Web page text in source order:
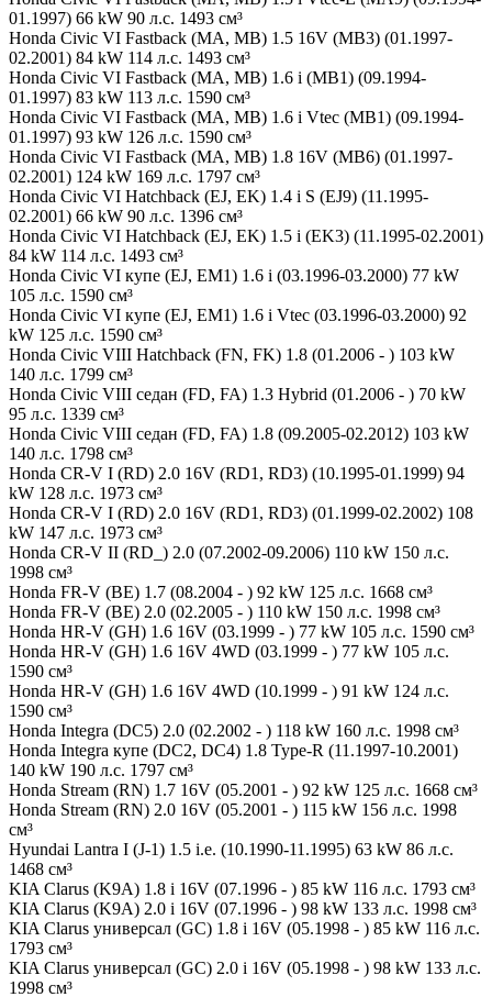
01.1997) 66 kW 90 л.с. 1493 см³
Honda Civic VI Fastback (MA, MB) 1.5 16V (MB3) (01.1997-
02.2001) 84 kW 114 л.с. 1493 см³
Honda Civic VI Fastback (MA, MB) 1.6 i (MB1) (09.1994-
01.1997) 83 kW 113 л.с. 1590 см³
Honda Civic VI Fastback (MA, MB) 1.6 i Vtec (MB1) (09.1994-
01.1997) 93 kW 126 л.с. 1590 см³
Honda Civic VI Fastback (MA, MB) 1.8 16V (MB6) (01.1997-
02.2001) 124 kW 169 л.с. 1797 см³
Honda Civic VI Hatchback (EJ, EK) 1.4 i S (EJ9) (11.1995-
02.2001) 66 kW 90 л.с. 1396 см³
Honda Civic VI Hatchback (EJ, EK) 1.5 i (EK3) (11.1995-02.2001)
84 kW 114 л.с. 1493 см³
Honda Civic VI купе (EJ, EM1) 1.6 i (03.1996-03.2000) 77 kW
105 л.с. 1590 см³
Honda Civic VI купе (EJ, EM1) 1.6 i Vtec (03.1996-03.2000) 92
kW 125 л.с. 1590 см³
Honda Civic VIII Hatchback (FN, FK) 1.8 (01.2006 - ) 103 kW
140 л.с. 1799 см³
Honda Civic VIII седан (FD, FA) 1.3 Hybrid (01.2006 - ) 70 kW
95 л.с. 1339 см³
Honda Civic VIII седан (FD, FA) 1.8 (09.2005-02.2012) 103 kW
140 л.с. 1798 см³
Honda CR-V I (RD) 2.0 16V (RD1, RD3) (10.1995-01.1999) 94
kW 128 л.с. 1973 см³
Honda CR-V I (RD) 2.0 16V (RD1, RD3) (01.1999-02.2002) 108
kW 147 л.с. 1973 см³
Honda CR-V II (RD_) 2.0 (07.2002-09.2006) 110 kW 150 л.с.
1998 см³
Honda FR-V (BE) 1.7 (08.2004 - ) 92 kW 125 л.с. 1668 см³
Honda FR-V (BE) 2.0 (02.2005 - ) 110 kW 150 л.с. 1998 см³
Honda HR-V (GH) 1.6 16V (03.1999 - ) 77 kW 105 л.с. 1590 см³
Honda HR-V (GH) 1.6 16V 4WD (03.1999 - ) 77 kW 105 л.с.
1590 см³
Honda HR-V (GH) 1.6 16V 4WD (10.1999 - ) 91 kW 124 л.с.
1590 см³
Honda Integra (DC5) 2.0 (02.2002 - ) 118 kW 160 л.с. 1998 см³
Honda Integra купе (DC2, DC4) 1.8 Type-R (11.1997-10.2001)
140 kW 190 л.с. 1797 см³
Honda Stream (RN) 1.7 16V (05.2001 - ) 92 kW 125 л.с. 1668 см³
Honda Stream (RN) 2.0 16V (05.2001 - ) 115 kW 156 л.с. 1998
см³
Hyundai Lantra I (J-1) 1.5 i.e. (10.1990-11.1995) 63 kW 86 л.с.
1468 см³
KIA Clarus (K9A) 1.8 i 16V (07.1996 - ) 85 kW 116 л.с. 1793 см³
KIA Clarus (K9A) 2.0 i 16V (07.1996 - ) 98 kW 133 л.с. 1998 см³
KIA Clarus универсал (GC) 1.8 i 16V (05.1998 - ) 85 kW 116 л.с.
1793 см³
KIA Clarus универсал (GC) 2.0 i 16V (05.1998 - ) 98 kW 133 л.с.
1998 см³